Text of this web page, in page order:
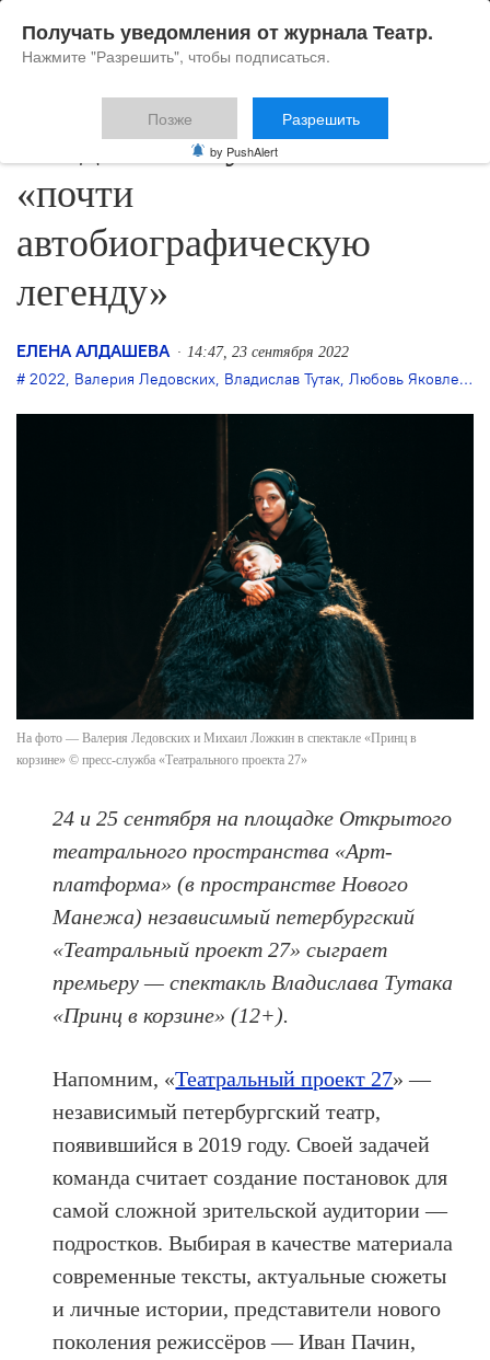
Владислав Тутак ставит
«почти
автобиографическую
легенду»
ЕЛЕНА АЛДАШЕВА 14:47, 23 сентября 2022
2022, Валерия Ледовских, Владислав Тутак, Любовь Яковлева
На фото — Валерия Ледовских и Михаил Ложкин в спектакле «Принц в
корзине» © пресс-служба «Театрального проекта 27»
24 и 25 сентября на площадке Открытого
театрального пространства «Арт-
платформа» (в пространстве Нового
Манежа) независимый петербургский
«Театральный проект 27» сыграет
премьеру — спектакль Владислава Тутака
«Принц в корзине» (12+).
Напомним, «Театральный проект 27» —
независимый петербургский театр,
появившийся в 2019 году. Своей задачей
команда считает создание постановок для
самой сложной зрительской аудитории —
подростков. Выбирая в качестве материала
современные тексты, актуальные сюжеты
и личные истории, представители нового
поколения режиссёров — Иван Пачин,
Получать уведомления от журнала Театр.
Нажмите "Разрешить", чтобы подписаться.
Позже Разрешить
by PushAlert